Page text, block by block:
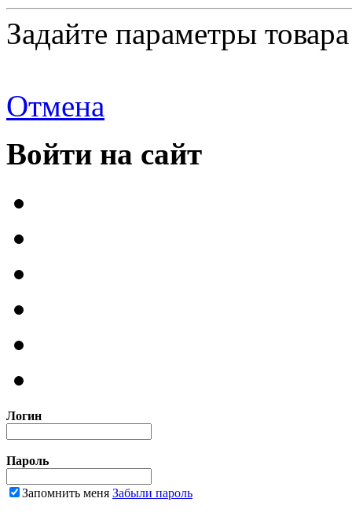
Задайте параметры товара
Отмена
Войти на сайт
Логин
Пароль
Запомнить меня Забыли пароль